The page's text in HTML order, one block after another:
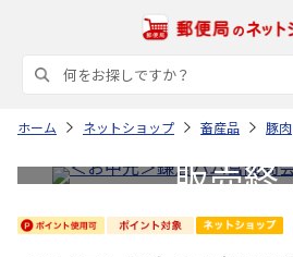
ホーム ネットショップ 畜産品 豚肉